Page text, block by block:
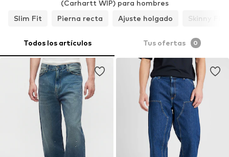
(Carhartt WIP) para hombres
Slim Fit
Pierna recta Ajuste holgado Skinny Fit
Todos los artículos Tus ofertas 0